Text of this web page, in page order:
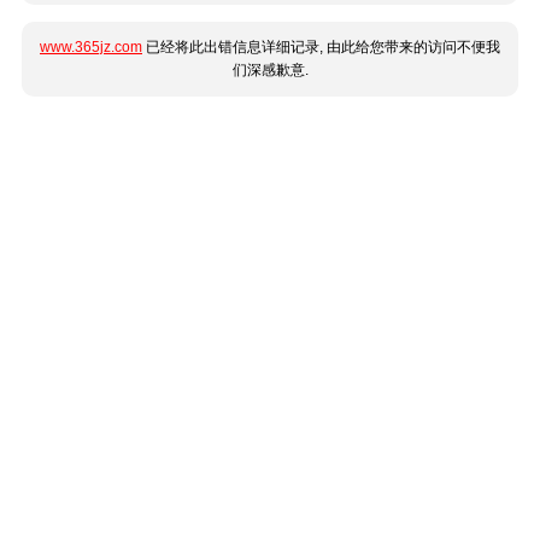
www.365jz.com 已经将此出错信息详细记录, 由此给您带来的访问不便我
们深感歉意.